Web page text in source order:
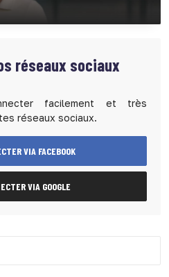
réseaux sociaux
facilement et très
réseaux sociaux.
VIA FACEBOOK
VIA GOOGLE